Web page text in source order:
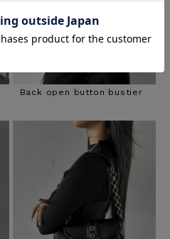
Back open button bustier